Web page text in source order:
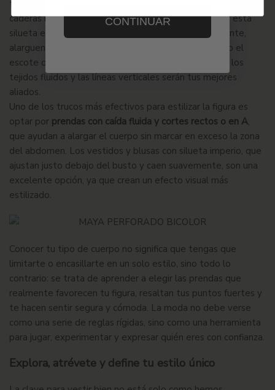
tener mayor volumen en la zona abdominal, con hombros y
caderas más proporcionados. La clave para equilibrar esta
silueta está en elegir prendas que estilicen visualmente,
alarguen la figura y resalten los puntos fuertes, como el
escote o las piernas. En este caso, los cortes rectos, los
tejidos fluidos y las líneas verticales serán tus mejores
aliados.
Uno de los trucos más efectivos para estilizar la figura es
optar por prendas con caída fluida y cortes rectos o en A,
que ayudan a alargar el cuerpo sin marcar en exceso la zona
del abdomen. Los vestidos y blusas con silueta imperio, que
ajustan justo debajo del busto y caen suavemente, son una
excelente opción, ya que crean un efecto visual más
estilizado.
Conocer tu tipo de cuerpo no significa que tengas que
limitarte o encasillarte en un solo estilo, sino todo lo
contrario: se trata de aprender a elegir las prendas que
realmente favorecen tu figura, resaltan tus puntos fuertes y
te hacen sentir segura y cómoda. La moda no debe verse
como una serie de reglas rígidas, sino como una herramienta
para jugar, experimentar y expresar quién eres con confianza.
Explora, atrévete y define tu estilo único
CONTINUAR